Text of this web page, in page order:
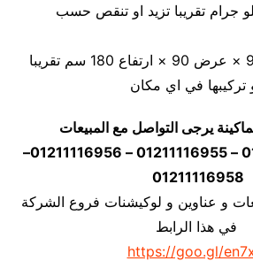
300 كيلو جرام تقريبا تزيد او تنقص حسب
أبعاد الماكينة طول 90 × عرض 90 × ارتفاع 180 سم تقريبا
تركيبها في اي مكان
يرجى التواصل مع المبيعات
موبايل 01211116954 – 01211116955 – 01211116956–
01211116958
و عناوين و لوكيشنات فروع الشركة
في هذا الرابط
https://goo.gl/